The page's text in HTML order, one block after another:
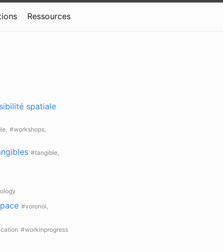
Ressources
spatiale
#workshops,
#tangible,
#voronoi,
#workinprogress